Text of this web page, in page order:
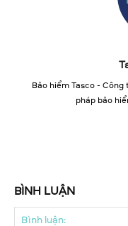
Bảo hiểm Tasco -
pháp bảo
BÌNH LUẬN